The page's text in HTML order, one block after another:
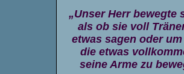
„Unser Herr bewegte
als ob sie voll
etwas sagen oder
die etwas
seine Arme zu